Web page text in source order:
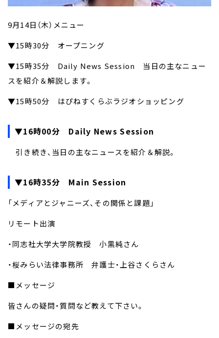
9月14日（木）メニュー
▼15時30分 オープニング
▼15時35分 Daily News Session 当日の主なニュー
スを紹介＆解説します。
▼15時50分 はぴねすくらぶラジオショッピング
▼16時00分 Daily News Session
引き続き、当日の主なニュースを紹介＆解説。
▼16時35分 Main Session
「メディアとジャニーズ、その関係と課題」
リモート出演
・同志社大学大学院教授 小黒純さん
・桜みらい法律事務所 弁護士・上谷さくらさん
■メッセージ
皆さんの疑問・質問など教えて下さい。
■メッセージの宛先